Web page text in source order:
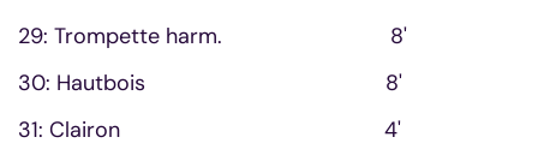
29: Trompette harm. 8'
30: Hautbois 8'
31: Clairon 4'